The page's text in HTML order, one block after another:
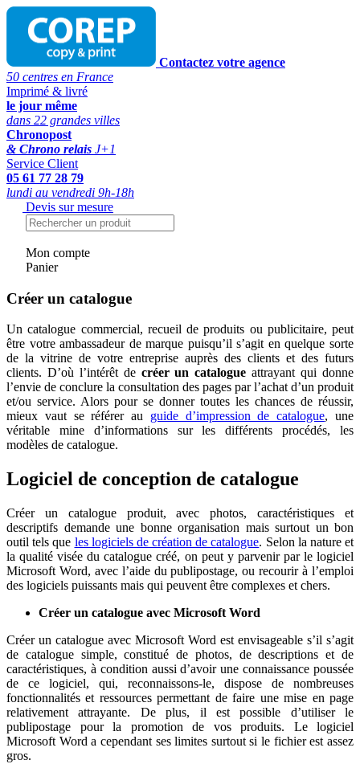
Contactez votre agence
50 centres en France
Imprimé & livré
le jour même
dans 22 grandes villes
Chronopost
& Chrono relais J+1
Service Client
05 61 77 28 79
lundi au vendredi 9h-18h
Devis sur mesure
Mon compte
Panier
Créer un catalogue
Un catalogue commercial, recueil de produits ou publicitaire, peut
être votre ambassadeur de marque puisqu’il s’agit en quelque sorte
de la vitrine de votre entreprise auprès des clients et des futurs
clients. D’où l’intérêt de créer un catalogue attrayant qui donne
l’envie de conclure la consultation des pages par l’achat d’un produit
et/ou service. Alors pour se donner toutes les chances de réussir,
mieux vaut se référer au guide d’impression de catalogue, une
véritable mine d’informations sur les différents procédés, les
modèles de catalogue.
Logiciel de conception de catalogue
Créer un catalogue produit, avec photos, caractéristiques et
descriptifs demande une bonne organisation mais surtout un bon
outil tels que les logiciels de création de catalogue. Selon la nature et
la qualité visée du catalogue créé, on peut y parvenir par le logiciel
Microsoft Word, avec l’aide du publipostage, ou recourir à l’emploi
des logiciels puissants mais qui peuvent être complexes et chers.
Créer un catalogue avec Microsoft Word
Créer un catalogue avec Microsoft Word est envisageable s’il s’agit
de catalogue simple, constitué de photos, de descriptions et de
caractéristiques, à condition aussi d’avoir une connaissance poussée
de ce logiciel, qui, reconnaissons-le, dispose de nombreuses
fonctionnalités et ressources permettant de faire une mise en page
relativement attrayante. De plus, il est possible d’utiliser le
publipostage pour la promotion de vos produits. Le logiciel
Microsoft Word a cependant ses limites surtout si le fichier est assez
gros.